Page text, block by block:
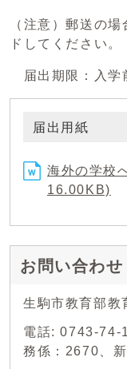
（注意）郵送の
ドしてください。
届出期限：入学
届出用紙
海外の学校
16.00KB)
お問い合わせ
生駒市教育部教
電話: 0743-74-
務係：2670、